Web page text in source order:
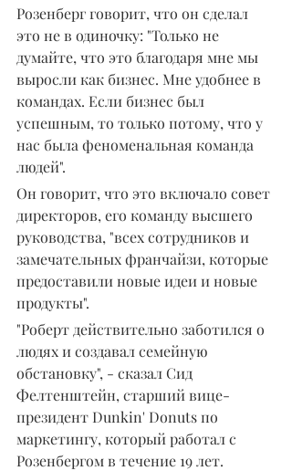
Розенберг говорит, что он сделал
это не в одиночку: "Только не
думайте, что это благодаря мне мы
выросли как бизнес. Мне удобнее в
командах. Если бизнес был
успешным, то только потому, что у
нас была феноменальная команда
людей".
Он говорит, что это включало совет
директоров, его команду высшего
руководства, "всех сотрудников и
замечательных франчайзи, которые
предоставили новые идеи и новые
продукты".
"Роберт действительно заботился о
людях и создавал семейную
обстановку", - сказал Сид
Фелтенштейн, старший вице-
президент Dunkin' Donuts по
маркетингу, который работал с
Розенбергом в течение 19 лет.